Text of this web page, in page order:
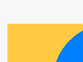
impianti di
offre la registrazione
operanti nel settore.